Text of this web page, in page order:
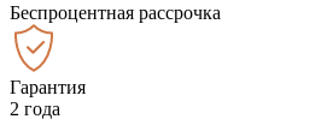
Беспроцентная рассрочка
Гарантия
2 года